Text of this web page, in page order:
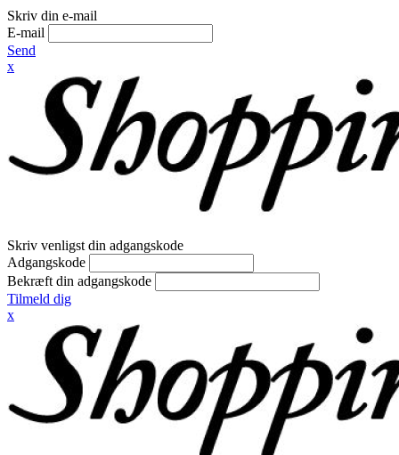
Skriv din e-mail
E-mail
Send
x
Skriv venligst din adgangskode
Adgangskode
Bekræft din adgangskode
Tilmeld dig
x